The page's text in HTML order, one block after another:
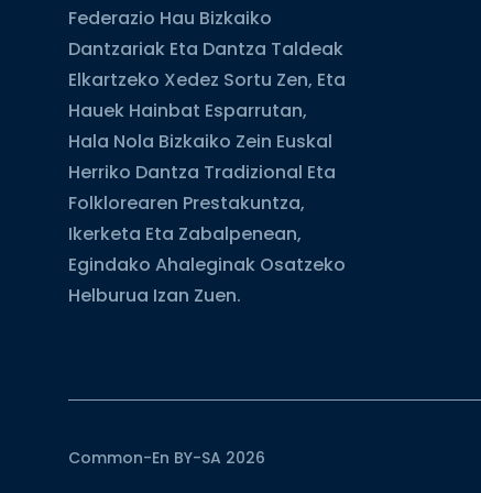
Federazio Hau Bizkaiko
Dantzariak Eta Dantza Taldeak
Elkartzeko Xedez Sortu Zen, Eta
Hauek Hainbat Esparrutan,
Hala Nola Bizkaiko Zein Euskal
Herriko Dantza Tradizional Eta
Folklorearen Prestakuntza,
Ikerketa Eta Zabalpenean,
Egindako Ahaleginak Osatzeko
Helburua Izan Zuen.
Common-En BY-SA 2026